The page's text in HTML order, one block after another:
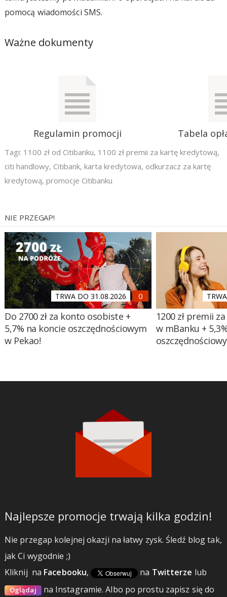
pomocą wiadomości SMS.
Ważne dokumenty
Regulamin promocji Tabela
Tagi: 1100 zł od Citibanku, 1100 zł premii za kartę kredytową,
citi handlowy, Citibank, karta kredytowa, odkurzacz za kartę
kredytową, promocje Citibanku
NIE PRZEGAP!
TRWA DO 31.08.2026
Do 2700 zł za konto osobiste +
5,7% na koncie oszczędnościowym
w Pekao!
1200 zł premii
w mBanku +
Najlepsze promocje trwają kilka godzin!
Nie przegap kolejnej okazji na łatwy zysk. Śledź blog tak,
jak Ci wygodnie ;)
Kliknij na Facebooku, na Twitterze lub
Oglądaj na Instagramie.Albo po prostu zapisz się do